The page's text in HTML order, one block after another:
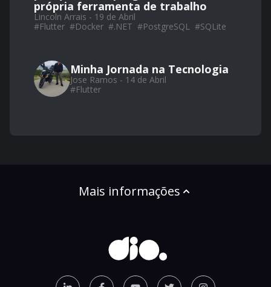
própria ferramenta de trabalho
Lincoln Arrais - 19 de Abril
#Flutter #Docker #.NET #PostgreSQL #SQLite
Minha Jornada na Tecnologia
Jose Ramos - 14 de Abril
#Flutter
Mais informações